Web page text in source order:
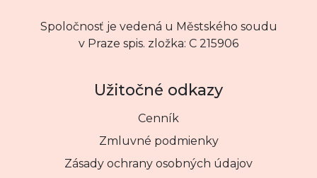
Spoločnosť je vedená u Městského soudu
v Praze spis. zložka: C 215906
Užitočné odkazy
Cenník
Zmluvné podmienky
Zásady ochrany osobných údajov